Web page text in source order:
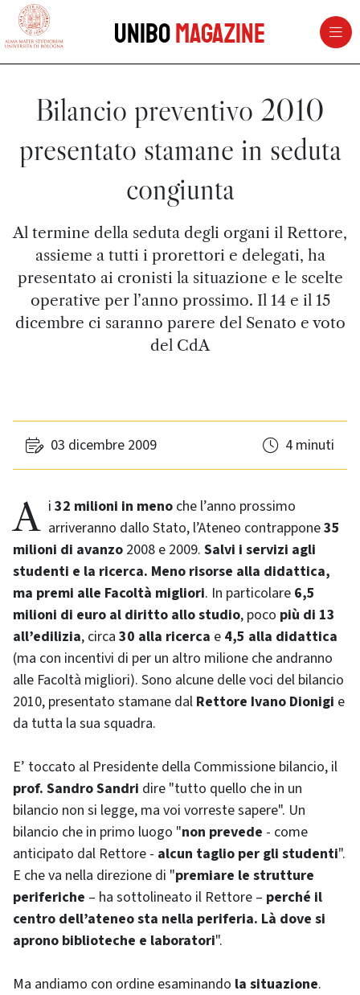
vai al contenuto della pagina
UniboMagazine
Bilancio preventivo 2010
presentato stamane in seduta
congiunta
Al termine della seduta degli organi il Rettore,
assieme a tutti i prorettori e delegati, ha
presentato ai cronisti la situazione e le scelte
operative per l’anno prossimo. Il 14 e il 15
dicembre ci saranno parere del Senato e voto
del CdA
03 dicembre 2009 4 minuti
Ai 32 milioni in meno che l’anno prossimo
arriveranno dallo Stato, l’Ateneo contrappone35
milioni di avanzo 2008 e 2009. Salvi i servizi agli
studenti e la ricerca. Meno risorse alla didattica,
ma premi alle Facoltà migliori. In particolare 6,5
milioni di euro al diritto allo studio, poco più di 13
all’edilizia, circa 30 alla ricerca e 4,5 alla didattica
(ma con incentivi di per un altro milione che andranno
alle Facoltà migliori). Sono alcune delle voci del bilancio
2010, presentato stamane dal Rettore Ivano Dionigi e
da tutta la sua squadra.
E’ toccato al Presidente della Commissione bilancio, il
prof. Sandro Sandri dire "tutto quello che in un
bilancio non si legge, ma voi vorreste sapere". Un
bilancio che in primo luogo "non prevede - come
anticipato dal Rettore - alcun taglio per gli studenti".
E che va nella direzione di "premiare le strutture
periferiche – ha sottolineato il Rettore – perché il
centro dell’ateneo sta nella periferia. Là dove si
aprono biblioteche e laboratori".
Ma andiamo con ordine esaminando la situazione.